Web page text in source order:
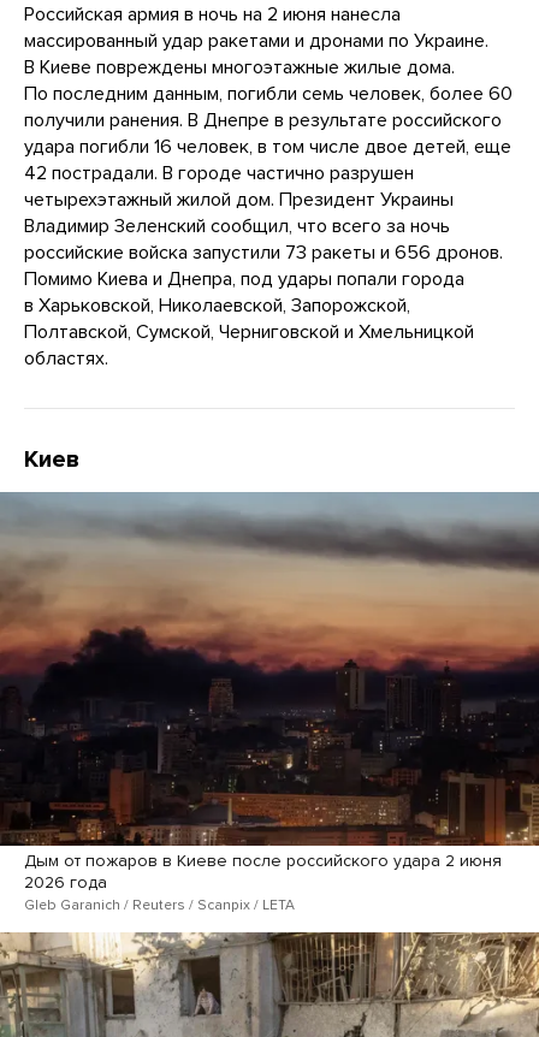
Российская армия в ночь на 2 июня нанесла
массированный удар ракетами и дронами по Украине.
В Киеве повреждены многоэтажные жилые дома.
По последним данным, погибли семь человек, более 60
получили ранения. В Днепре в результате российского
удара погибли 16 человек, в том числе двое детей, еще
42 пострадали. В городе частично разрушен
четырехэтажный жилой дом. Президент Украины
Владимир Зеленский сообщил, что всего за ночь
российские войска запустили 73 ракеты и 656 дронов.
Помимо Киева и Днепра, под удары попали города
в Харьковской, Николаевской, Запорожской,
Полтавской, Сумской, Черниговской и Хмельницкой
областях.
Киев
Дым от пожаров в Киеве после российского удара 2 июня
2026 года
Gleb Garanich / Reuters / Scanpix / LETA